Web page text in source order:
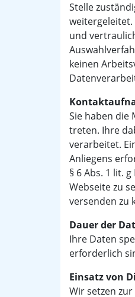
Stelle
und
keinen
Sie haben die
treten. Ihre
verarbeitet.
Anliegens
§ 6 Abs. 1 lit.
Webseite zu
versenden zu
Dauer der
Ihre Daten
erforderlich
Einsatz von
Wir setzen